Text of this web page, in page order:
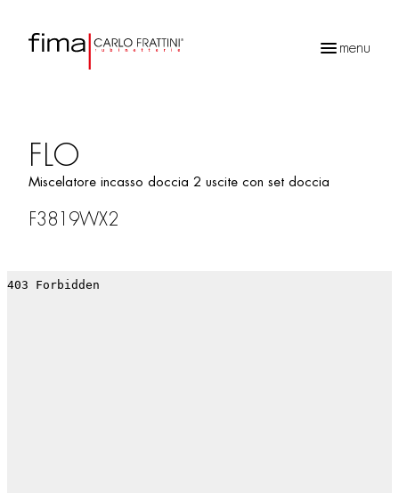
menu
FLO
Miscelatore incasso doccia 2 uscite con set doccia
F3819WX2